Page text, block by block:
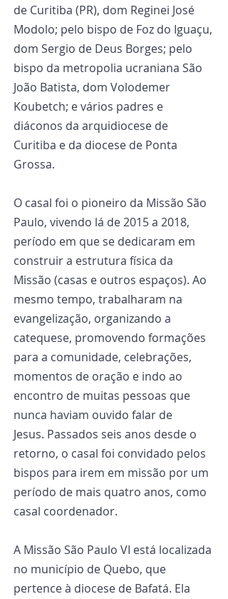
de Curitiba (PR), dom Reginei José
Modolo; pelo bispo de Foz do Iguaçu,
dom Sergio de Deus Borges; pelo
bispo da metropolia ucraniana São
João Batista, dom Volodemer
Koubetch; e vários padres e
diáconos da arquidiocese de
Curitiba e da diocese de Ponta
Grossa.
O casal foi o pioneiro da Missão São
Paulo, vivendo lá de 2015 a 2018,
período em que se dedicaram em
construir a estrutura física da
Missão (casas e outros espaços). Ao
mesmo tempo, trabalharam na
evangelização, organizando a
catequese, promovendo formações
para a comunidade, celebrações,
momentos de oração e indo ao
encontro de muitas pessoas que
nunca haviam ouvido falar de
Jesus. Passados seis anos desde o
retorno, o casal foi convidado pelos
bispos para irem em missão por um
período de mais quatro anos, como
casal coordenador.
A Missão São Paulo VI está localizada
no município de Quebo, que
pertence à diocese de Bafatá. Ela